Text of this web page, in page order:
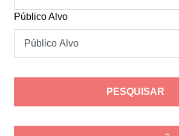
Público Alvo